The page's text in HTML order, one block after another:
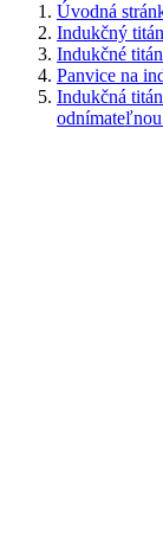
Úvodná
Indukčný
Indukčné
Panvice na
Indukčná